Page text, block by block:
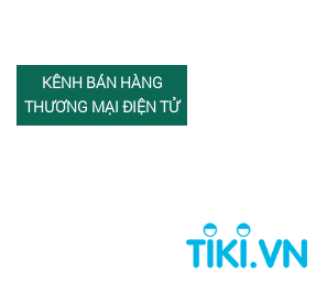
KÊNH BÁN HÀNG
THƯƠNG MẠI ĐIỆN TỬ